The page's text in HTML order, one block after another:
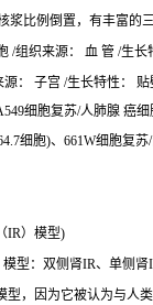
比例倒置，有丰富的
/组织来源： 血 管 /生
： 子宫 /生长特性：
细胞复苏/人肺腺 癌
细胞)、661W细胞复
IR）模型)
型：双侧肾IR、单侧肾
，因为它被认为与人